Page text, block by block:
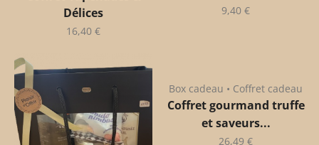
Délices
16,40 €
9,40 €
Box cadeau • Coffret cadeau
Coffret gourmand truffe
et saveurs...
26,49 €